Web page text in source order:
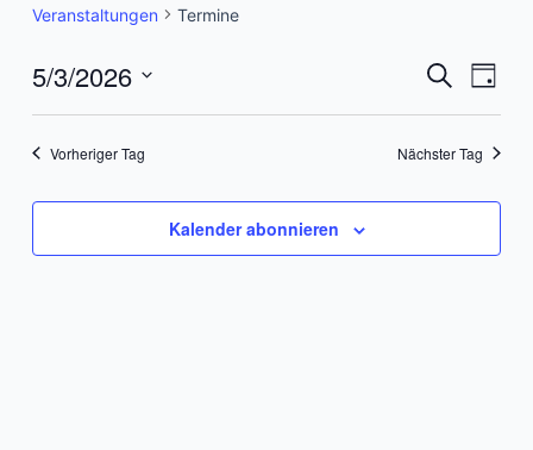
Veranstaltungen Termine
Suche
und
SucheTag
5/3/2026
Vorheriger Tag Nächster Tag
Kalender abonnieren